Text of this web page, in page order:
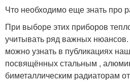
Что необходимо еще знать про
При выборе этих приборов
учитывать ряд важных
можно узнать в публикациях
посвящённых стальным ,
биметаллическим радиаторам